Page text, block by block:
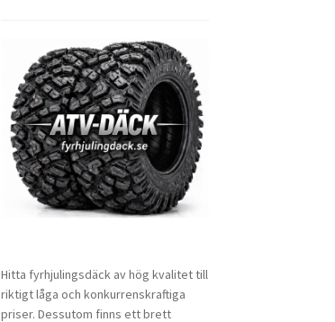
Hitta fyrhjulingsdäck av hög kvalitet till
riktigt låga och konkurrenskraftiga
priser. Dessutom finns ett brett